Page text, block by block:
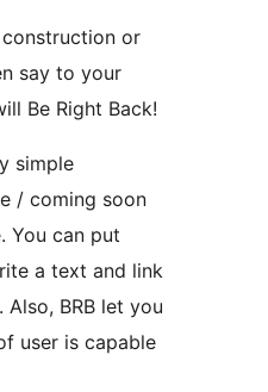
or
say to your
Be Right Back!
simple
/ coming soon
You can put
a text and link
BRB let you
user is capable